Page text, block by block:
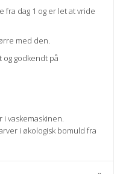
fra dag 1 og er let at vride
med den.
og godkendt på
i vaskemaskinen.
i økologisk bomuld fra